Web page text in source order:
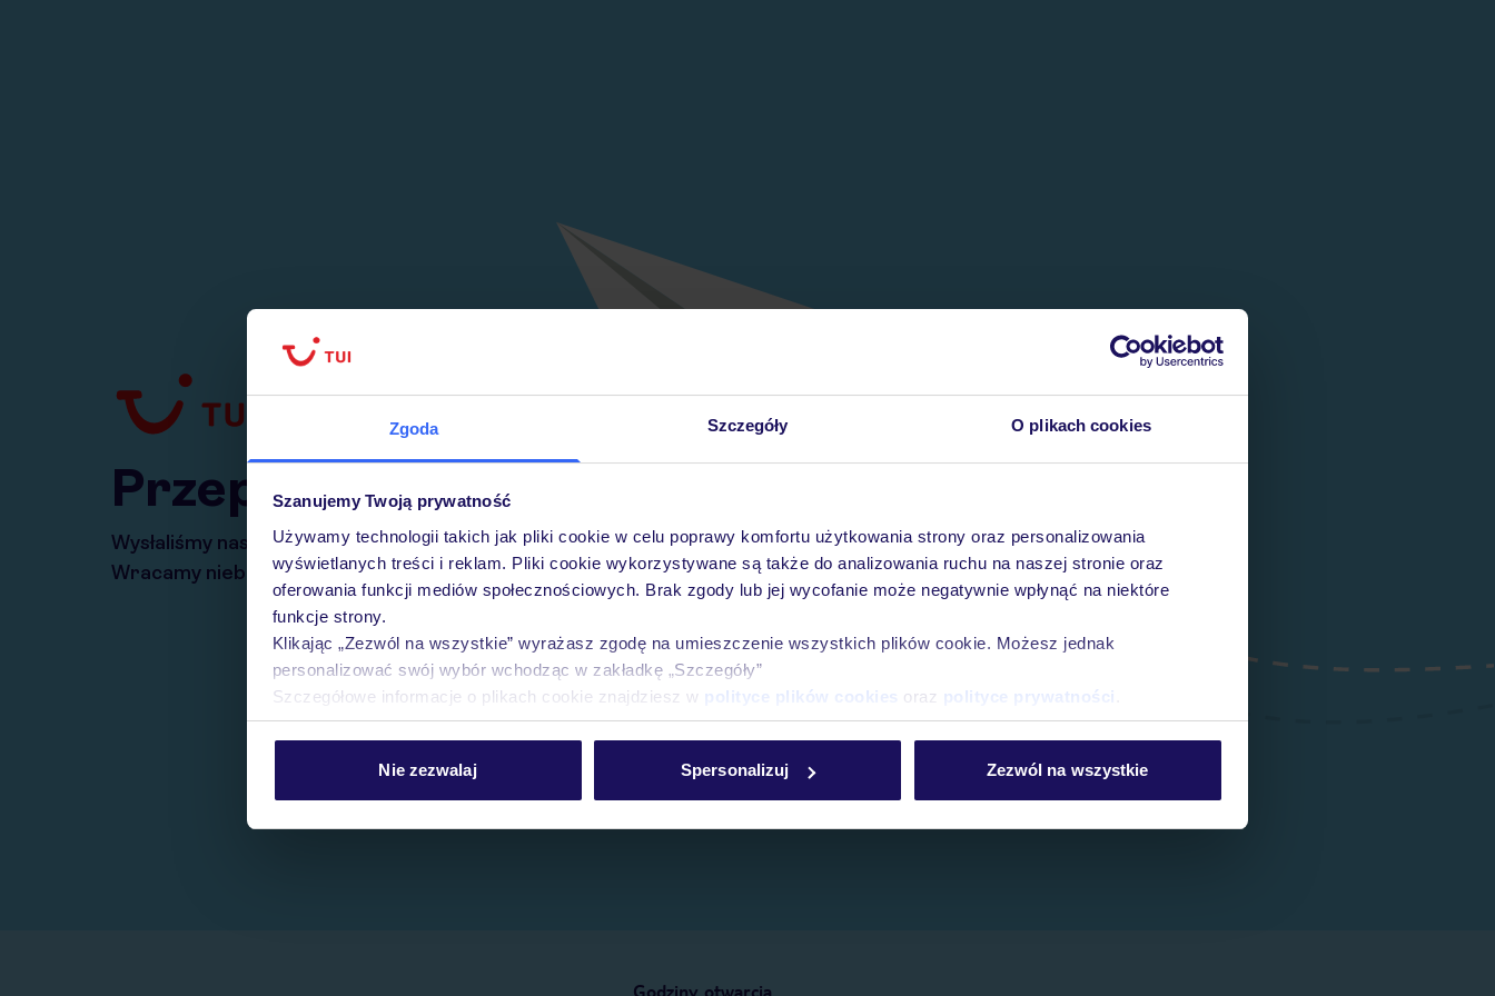
Zgoda Szczegóły O plikach cookies
Szanujemy Twoją prywatność
Używamy technologii takich jak pliki cookie w celu poprawy komfortu użytkowania strony oraz personalizowania
wyświetlanych treści i reklam. Pliki cookie wykorzystywane są także do analizowania ruchu na naszej stronie oraz
oferowania funkcji mediów społecznościowych. Brak zgody lub jej wycofanie może negatywnie wpłynąć na niektóre
funkcje strony.
Klikając „Zezwól na wszystkie” wyrażasz zgodę na umieszczenie wszystkich plików cookie. Możesz jednak
personalizować swój wybór wchodząc w zakładkę „Szczegóły”
Szczegółowe informacje o plikach cookie znajdziesz w polityce plików cookies oraz polityce prywatności
Nie zezwalaj Spersonalizuj Zezwól na wszystkie
Przepraszamy
Wysłaliśmy nasz serwis na krótkie wakacje.
Wracamy niebawem!
Godziny otwarcia